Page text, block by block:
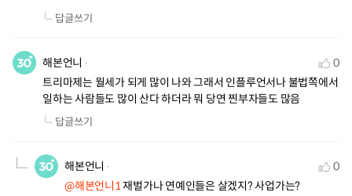
답글쓰기
해본언니
0
트리마제는 월세가 되게 많이 나와 그래서 인플루언서나 불법쪽에서
일하는 사람들도 많이 산다 하더라 뭐 당연 찐부자들도 많음
답글쓰기
해본언니
0
@해본언니1 재벌가나 연예인들은 살겠지? 사업가는?